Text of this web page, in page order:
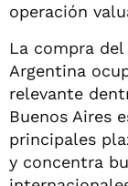
operación
La compra
Argentina
relevante
Buenos Aires
principales
y concentra